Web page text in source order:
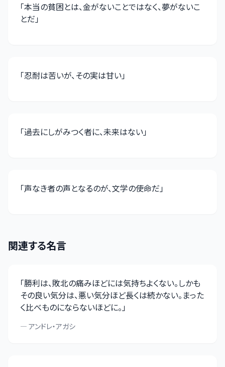
「本当の貧困とは、金がないことではなく、夢がないこ
とだ」
「忍耐は苦いが、その実は甘い」
「過去にしがみつく者に、未来はない」
「声なき者の声となるのが、文学の使命だ」
関連する名言
「勝利は、敗北の痛みほどには気持ちよくない。しかも
その良い気分は、悪い気分ほど長くは続かない。まった
く比べものにならないほどに。」
— アンドレ・アガシ